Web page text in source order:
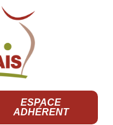
ESPACE
ADHÉRENT